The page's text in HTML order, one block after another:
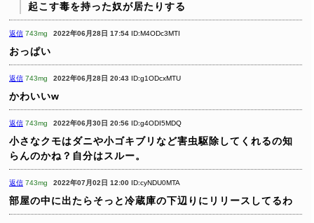
起こす毒を持った奴が居たりする
返信 743mg 2022年06月28日 17:54 ID:M4ODc3MTI
おっぱい
返信 743mg 2022年06月28日 20:43 ID:g1ODcxMTU
かわいいw
返信 743mg 2022年06月30日 20:56 ID:g4ODI5MDQ
小さなクモはダニや小ゴキブリなど害虫駆除してくれるの知
らんのかね？自分はスルー。
返信 743mg 2022年07月02日 12:00 ID:cyNDU0MTA
部屋の中に出たらそっと冷蔵庫の下辺りにリリースしてるわ